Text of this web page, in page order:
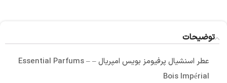
توضیحات
عطر اسنشیال پرفیومز بویس امپریال – Essential Parfums –
Bois Impérial